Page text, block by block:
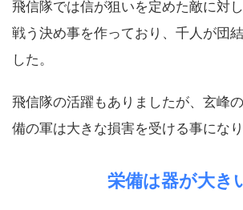
飛信隊では信が狙いを定めた敵に対
戦う決め事を作っており、千人が団
した。
飛信隊の活躍もありましたが、玄峰
備の軍は大きな損害を受ける事になり
栄備は器が大き